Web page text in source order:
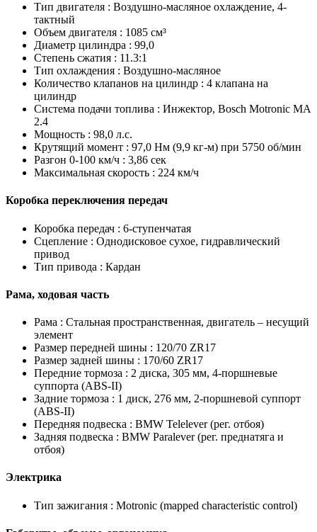
Тип двигателя : Воздушно-масляное охлаждение, 4-
тактный
Объем двигателя : 1085 см³
Диаметр цилиндра : 99,0
Степень сжатия : 11.3:1
Тип охлаждения : Воздушно-масляное
Количество клапанов на цилиндр : 4 клапана на
цилиндр
Система подачи топлива : Инжектор, Bosch Motronic MA
2.4
Мощность : 98,0 л.с.
Крутящий момент : 97,0 Нм (9,9 кг-м) при 5750 об/мин
Разгон 0-100 км/ч : 3,86 сек
Максимальная скорость : 224 км/ч
Коробка переключения передач
Коробка передач : 6-ступенчатая
Сцепление : Однодисковое сухое, гидравлический
привод
Тип привода : Кардан
Рама, ходовая часть
Рама : Стальная пространственная, двигатель – несущий
элемент
Размер передней шины : 120/70 ZR17
Размер задней шины : 170/60 ZR17
Передние тормоза : 2 диска, 305 мм, 4-поршневые
суппорта (ABS-II)
Задние тормоза : 1 диск, 276 мм, 2-поршневой суппорт
(ABS-II)
Передняя подвеска : BMW Telelever (рег. отбоя)
Задняя подвеска : BMW Paralever (рег. преднатяга и
отбоя)
Электрика
Тип зажигания : Motronic (mapped characteristic control)